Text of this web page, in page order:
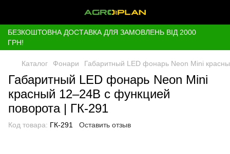
БЕЗКОШТОВНА ДОСТАВКА ДЛЯ ЗАМОВЛЕНЬ ВІД 2000
ГРН!
Каталог Фонари Габаритный LED фонарь Neon Mini
Габаритный LED фонарь Neon Mini
красный 12–24В с функцией
поворота | ГК-291
Код товара: ГК-291 Оставить отзыв